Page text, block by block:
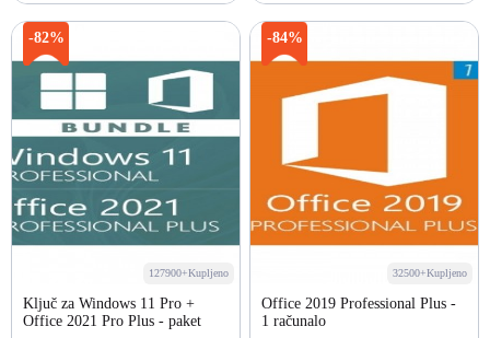
-82%
127900+Kupljeno
Ključ za Windows 11 Pro +
Office 2021 Pro Plus - paket
-84%
32500+Kupljeno
Office 2019 Professional Plus -
1 računalo